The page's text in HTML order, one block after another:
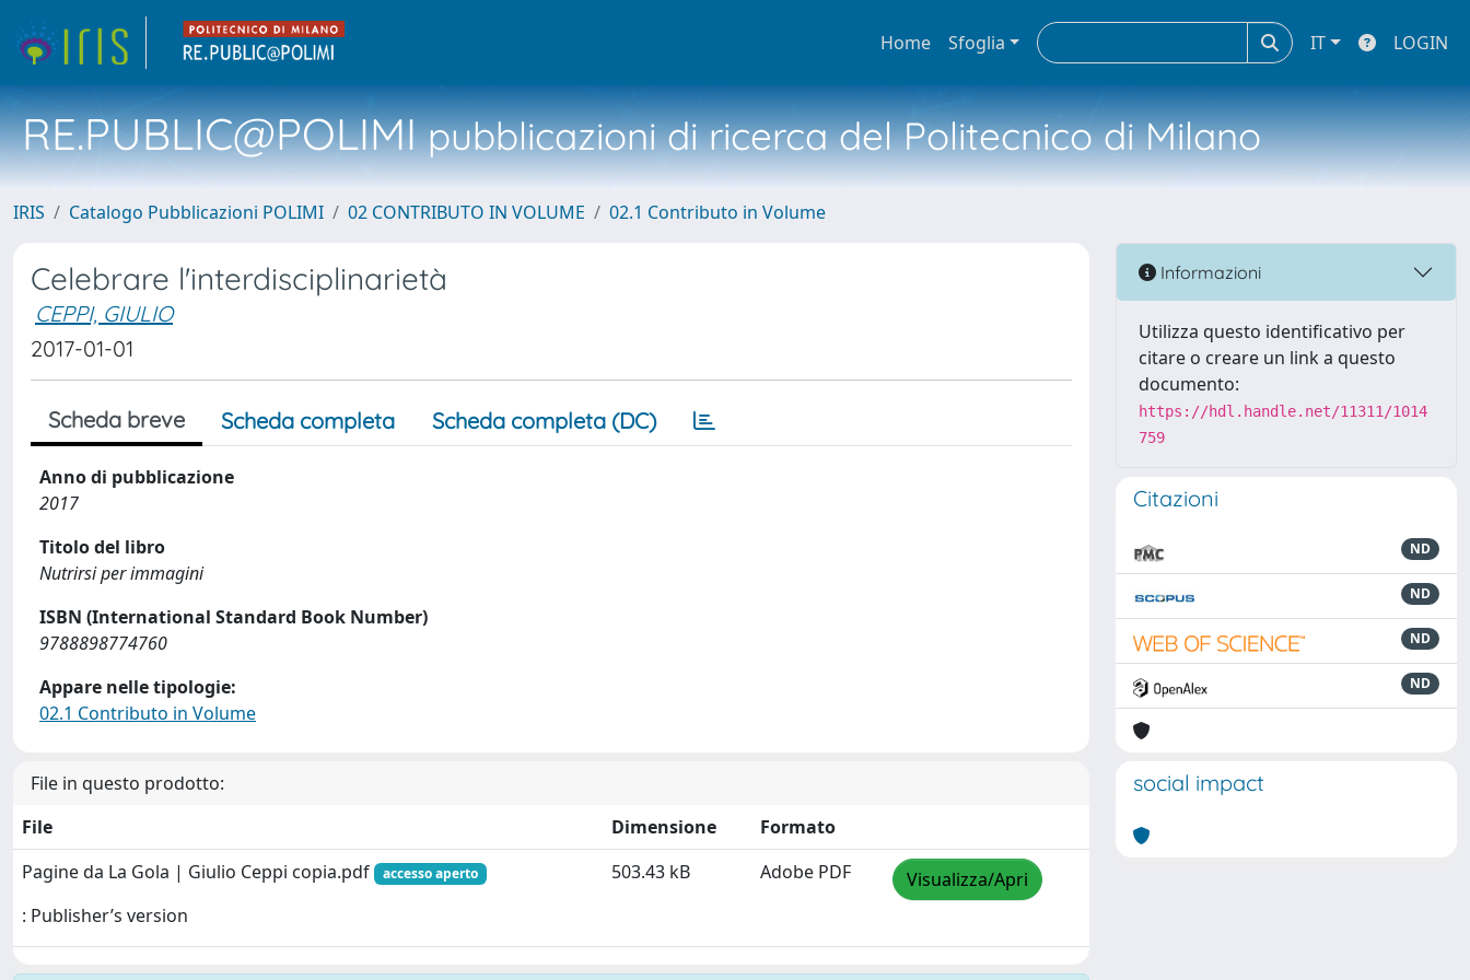
Home Sfoglia IT LOGIN
RE.PUBLIC@POLIMIpubblicazioni di ricerca del Politecnico di Milano
IRIS Catalogo Pubblicazioni POLIMI 02 CONTRIBUTO IN VOLUME 02.1 Contributo in Volume
Celebrare l'interdisciplinarietà
CEPPI, GIULIO
2017-01-01
Scheda breve Scheda completa Scheda completa (DC)
Anno di pubblicazione
2017
Titolo del libro
Nutrirsi per immagini
ISBN (International Standard Book Number)
9788898774760
Appare nelle tipologie:
02.1 Contributo in Volume
File in questo prodotto:
File
Dimensione
Formato
Pagine da La Gola | Giulio Ceppi copia.pdf
accesso aperto
: Publisher’s version
503.43 kB Adobe PDF Visualizza/Apri
Informazioni
Utilizza questo identificativo per
citare o creare un link a questo
documento:
https://hdl.handle.net/11311/1014
759
Citazioni
ND
ND
ND
ND
social impact